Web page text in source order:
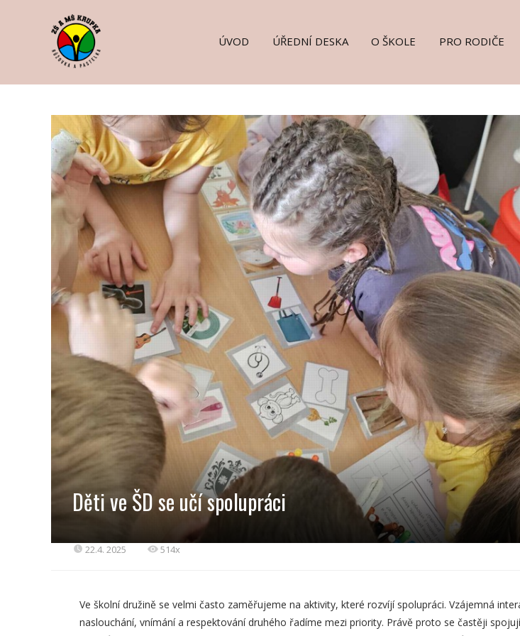
ÚVOD ÚŘEDNÍ DESKA O ŠKOLE PRO RODIČE
Děti ve ŠD se učí spolupráci
22.4. 2025 514x
Ve školní družině se velmi často zaměřujeme na aktivity, které rozvíjí spolupráci. Vzájemná
naslouchání, vnímání a respektování druhého řadíme mezi priority. Právě proto se častěji